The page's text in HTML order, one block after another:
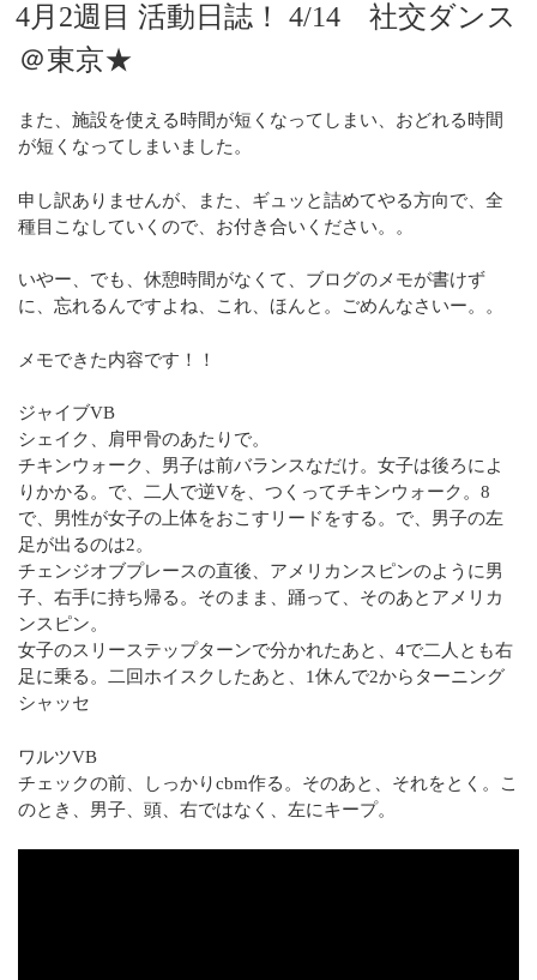
4月2週目 活動日誌！ 4/14 社交ダンス
＠東京★
また、施設を使える時間が短くなってしまい、おどれる時間
が短くなってしまいました。
申し訳ありませんが、また、ギュッと詰めてやる方向で、全
種目こなしていくので、お付き合いください。。
いやー、でも、休憩時間がなくて、ブログのメモが書けず
に、忘れるんですよね、これ、ほんと。ごめんなさいー。。
メモできた内容です！！
ジャイブVB
シェイク、肩甲骨のあたりで。
チキンウォーク、男子は前バランスなだけ。女子は後ろによ
りかかる。で、二人で逆Vを、つくってチキンウォーク。8
で、男性が女子の上体をおこすリードをする。で、男子の左
足が出るのは2。
チェンジオブプレースの直後、アメリカンスピンのように男
子、右手に持ち帰る。そのまま、踊って、そのあとアメリカ
ンスピン。
女子のスリーステップターンで分かれたあと、4で二人とも右
足に乗る。二回ホイスクしたあと、1休んで2からターニング
シャッセ
ワルツVB
チェックの前、しっかりcbm作る。そのあと、それをとく。こ
のとき、男子、頭、右ではなく、左にキープ。